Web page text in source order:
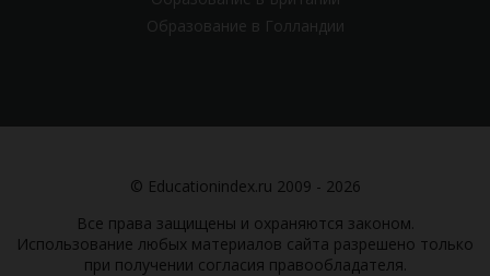
Образование в Голландии
© Educationindex.ru 2009 - 2026
Все права защищены и охраняются законом.
Использование любых материалов сайта разрешено только
при получении согласия правообладателя.